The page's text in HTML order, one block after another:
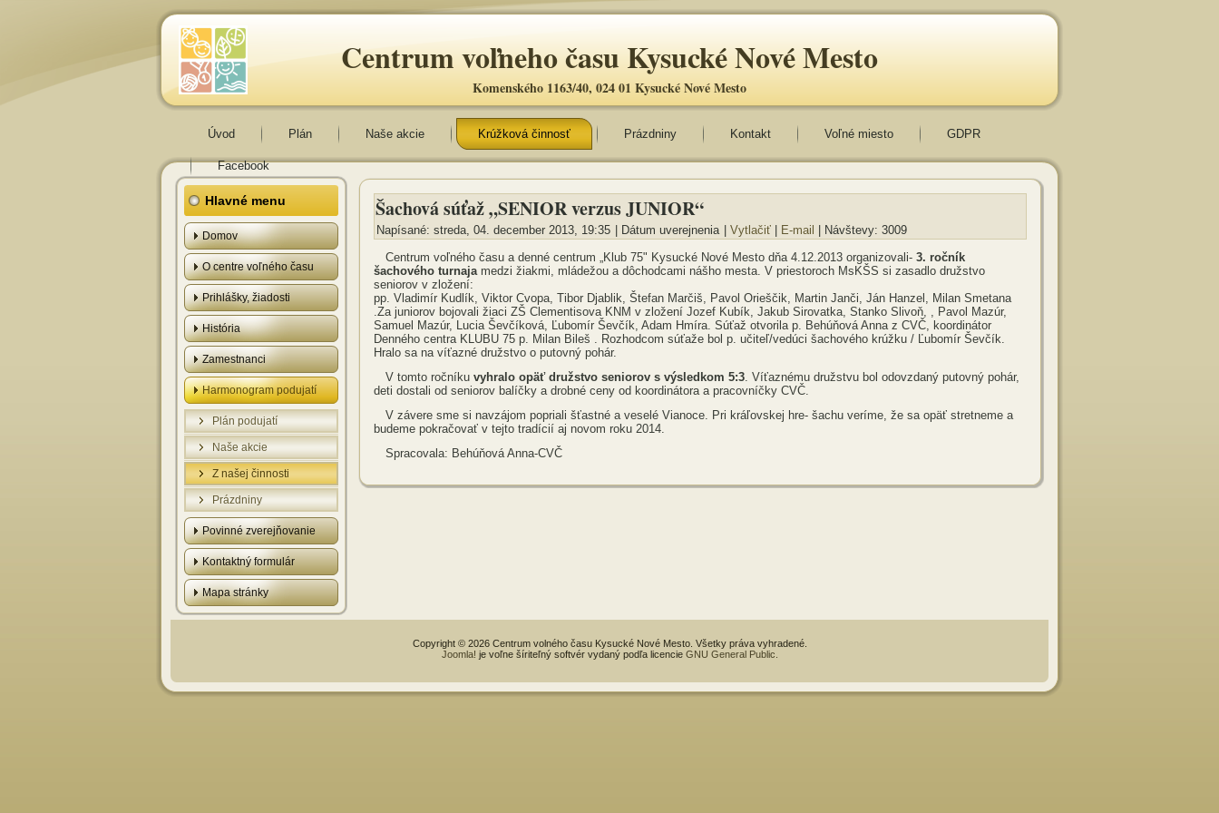
Centrum voľneho času Kysucké Nové Mesto
Komenského 1163/40, 024 01 Kysucké Nové Mesto
Úvod Plán Naše akcie Krúžková činnosť Prázdniny Kontakt Voľné miesto GDPR
Facebook
Hlavné menu
Domov
O centre voľného času
Prihlášky, žiadosti
História
Zamestnanci
Harmonogram podujatí
Plán podujatí
Naše akcie
Z našej činnosti
Prázdniny
Povinné zverejňovanie
Kontaktný formulár
Mapa stránky
Šachová súťaž „SENIOR verzus JUNIOR“
Napísané: streda, 04. december 2013, 19:35 Dátum uverejnenia Vytlačiť E-mail
| Návštevy: 3009
Centrum voľného času a denné centrum „Klub 75" Kysucké Nové Mesto dňa 4.12.2013 organizovali- 3. ročník
šachového turnajamedzi žiakmi, mládežou a dôchodcami nášho mesta. V priestoroch MsKŠS si zasadlo družstvo
seniorov v zložení:
pp. Vladimír Kudlík, Viktor Cvopa, Tibor Djablik, Štefan Marčiš, Pavol Orieščik, Martin Janči, Ján Hanzel, Milan Smetana
.Za juniorov bojovali žiaci ZŠ Clementisova KNM v zložení Jozef Kubík, Jakub Sirovatka, Stanko Slivoň, , Pavol Mazúr,
Samuel Mazúr, Lucia Ševčíková, Ľubomír Ševčík, Adam Hmíra. Súťaž otvorila p. Behúňová Anna z CVČ, koordinátor
Denného centra KLUBU 75 p. Milan Bileš . Rozhodcom súťaže bol p. učiteľ/vedúci šachového krúžku / Ľubomír Ševčík.
Hralo sa na víťazné družstvo o putovný pohár.
V tomto ročníku vyhralo opäť družstvo seniorov s výsledkom 5:3. Víťaznému družstvu bol odovzdaný putovný pohár,
deti dostali od seniorov balíčky a drobné ceny od koordinátora a pracovníčky CVČ.
V závere sme si navzájom popriali šťastné a veselé Vianoce. Pri kráľovskej hre- šachu veríme, že sa opäť stretneme a
budeme pokračovať v tejto tradícií aj novom roku 2014.
Spracovala: Behúňová Anna-CVČ
Copyright © 2026 Centrum volného času Kysucké Nové Mesto. Všetky práva vyhradené.
Joomla! je voľne šíriteľný softvér vydaný podľa licencie GNU General Public.